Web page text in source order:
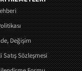
Değişim
Satış Sözleşmesi